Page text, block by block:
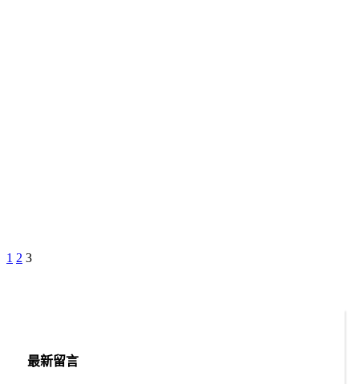
文
Previous
Page
1 Page
2 Page
3
最新留言